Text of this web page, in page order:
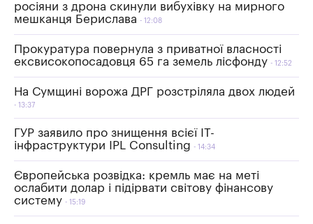
росіяни з дрона скинули вибухівку на мирного
мешканця Берислава
12:08
Прокуратура повернула з приватної власності
ексвисокопосадовця 65 га земель лісфонду
12:52
На Сумщині ворожа ДРГ розстріляла двох людей
13:37
ГУР заявило про знищення всієї IT-
інфраструктури IPL Consulting
14:34
Європейська розвідка: кремль має на меті
ослабити долар і підірвати світову фінансову
систему
15:19